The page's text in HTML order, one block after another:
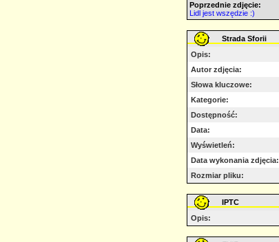
Poprzednie zdjęcie:
Lidl jest wszędzie :)
Strada Sforii
Opis:
Autor zdjęcia:
Słowa kluczowe:
Kategorie:
Dostępność:
Data:
Wyświetleń:
Data wykonania zdjęcia:
Rozmiar pliku:
IPTC
Opis: